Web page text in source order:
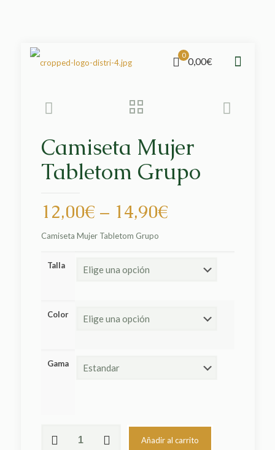
0
0,00€
Camiseta Mujer
Tabletom Grupo
12,00€ – 14,90€
Camiseta Mujer Tabletom Grupo
Talla
Color
Gama
Añadir al carrito